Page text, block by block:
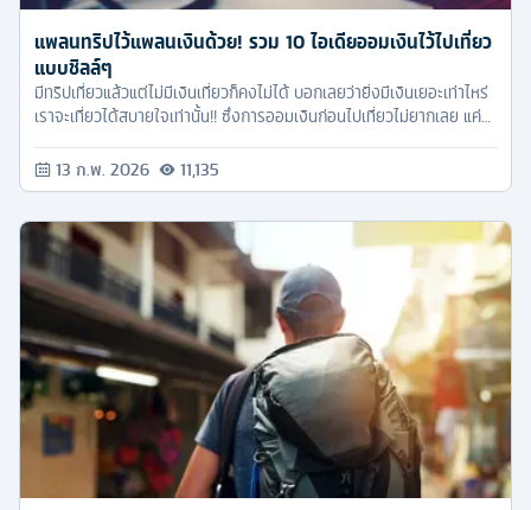
แพลนทริปไว้แพลนเงินด้วย! รวม 10 ไอเดียออมเงินไว้ไปเที่ยว
แบบชิลล์ๆ
มีทริปเที่ยวแล้วแต่ไม่มีเงินเที่ยวก็คงไม่ได้ บอกเลยว่ายิ่งมีเงินเยอะเท่าไหร่
เราจะเที่ยวได้สบายใจเท่านั้น!! ซึ่งการออมเงินก่อนไปเที่ยวไม่ยากเลย แค่
13 ก.พ. 2026 11,135